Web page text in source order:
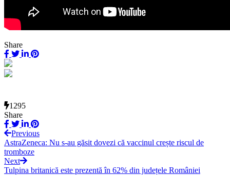
Share
1295
Share
Previous
AstraZeneca: Nu s-au găsit dovezi că vaccinul crește riscul de
tromboze
Next
Tulpina britanică este prezentă în 62% din județele României